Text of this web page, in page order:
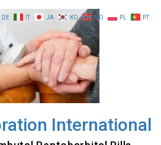
International
DE IT JA KO NO PL PT